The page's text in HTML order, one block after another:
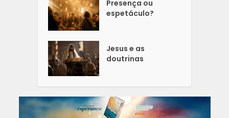
Presença ou
espetáculo?
Jesus e as
doutrinas